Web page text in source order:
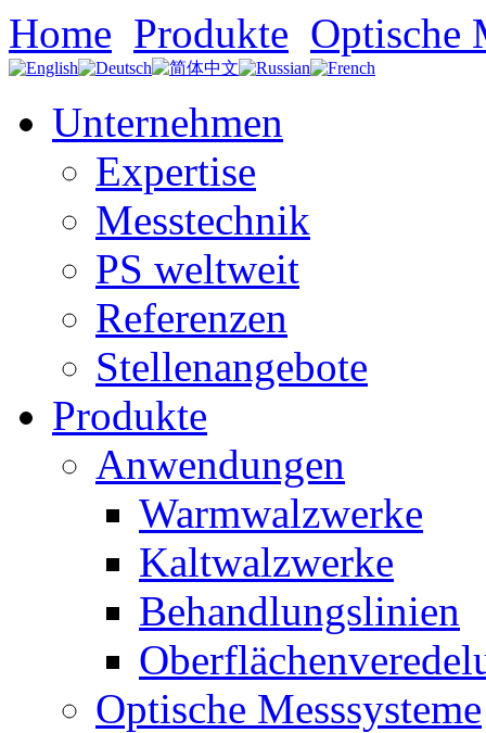
Home Produkte Optische
Unternehmen
Expertise
Messtechnik
PS weltweit
Referenzen
Stellenangebote
Produkte
Anwendungen
Warmwalzwerke
Kaltwalzwerke
Behandlungslinien
Optische Messsysteme